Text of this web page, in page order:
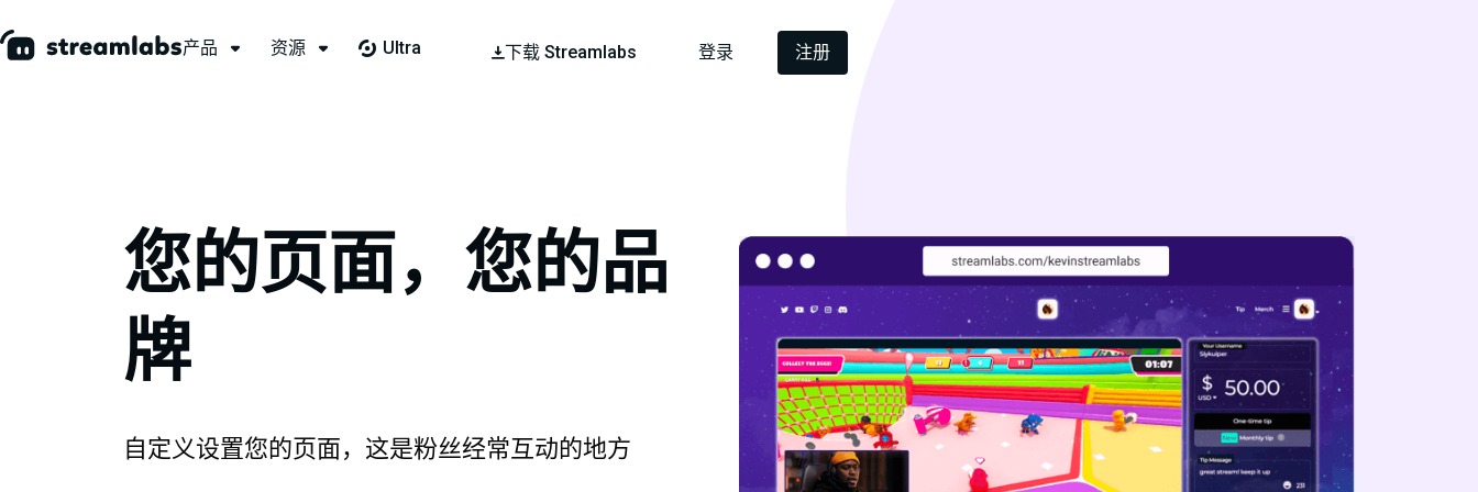
产品 资源 Ultra 下载 Streamlabs 登录 注册
您的页面，您的品
牌
自定义设置您的页面，这是粉丝经常互动的地方